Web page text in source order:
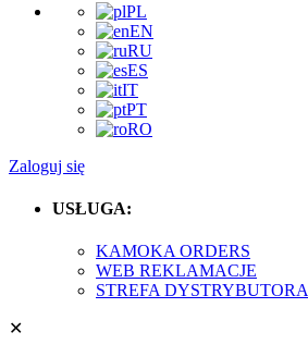
PL
EN
RU
ES
IT
PT
RO
Zaloguj się
USŁUGA:
KAMOKA ORDERS
WEB REKLAMACJE
STREFA DYSTRYBUTORA
✕